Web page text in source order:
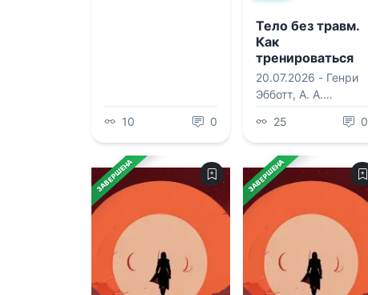
10 0
Тело без травм.
Как
тренироваться
быстрее,
сильнее и
безопаснее
20.07.2026 - Генри
Эбботт, А. А.
Качалов
25 0
ЗАВЕРШЕНА ЗАВЕРШЕНА